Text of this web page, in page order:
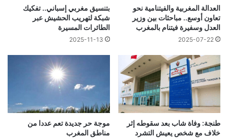
العدالة المغربية والفيتنامية نحو
تعاون أوسع.. مباحثات بين وزير
العدل وسفيرة فيتنام بالمغرب
2025-07-22
بتنسيق مغربي إسباني.. تفكيك
شبكة لتهريب الحشيش عبر
الطائرات المسيرة
2025-11-13
طنجة: وفاة شاب بعد سقوطه إثر
خلاف مع شخص يعيش التشرد
موجة حر جديدة تعم عددا من
مناطق المغرب